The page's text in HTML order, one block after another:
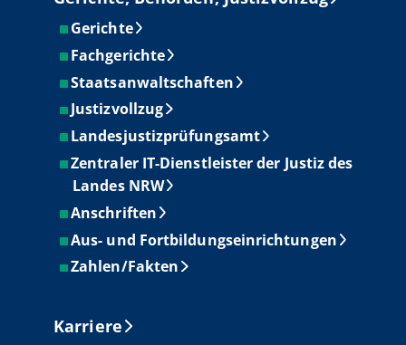
Gerichte
Fachgerichte
Staatsanwaltschaften
Justizvollzug
Landesjustizprüfungsamt
Zentraler IT-Dienstleister der Justiz des
Landes NRW
Anschriften
Aus- und Fortbildungseinrichtungen
Zahlen/Fakten
Karriere